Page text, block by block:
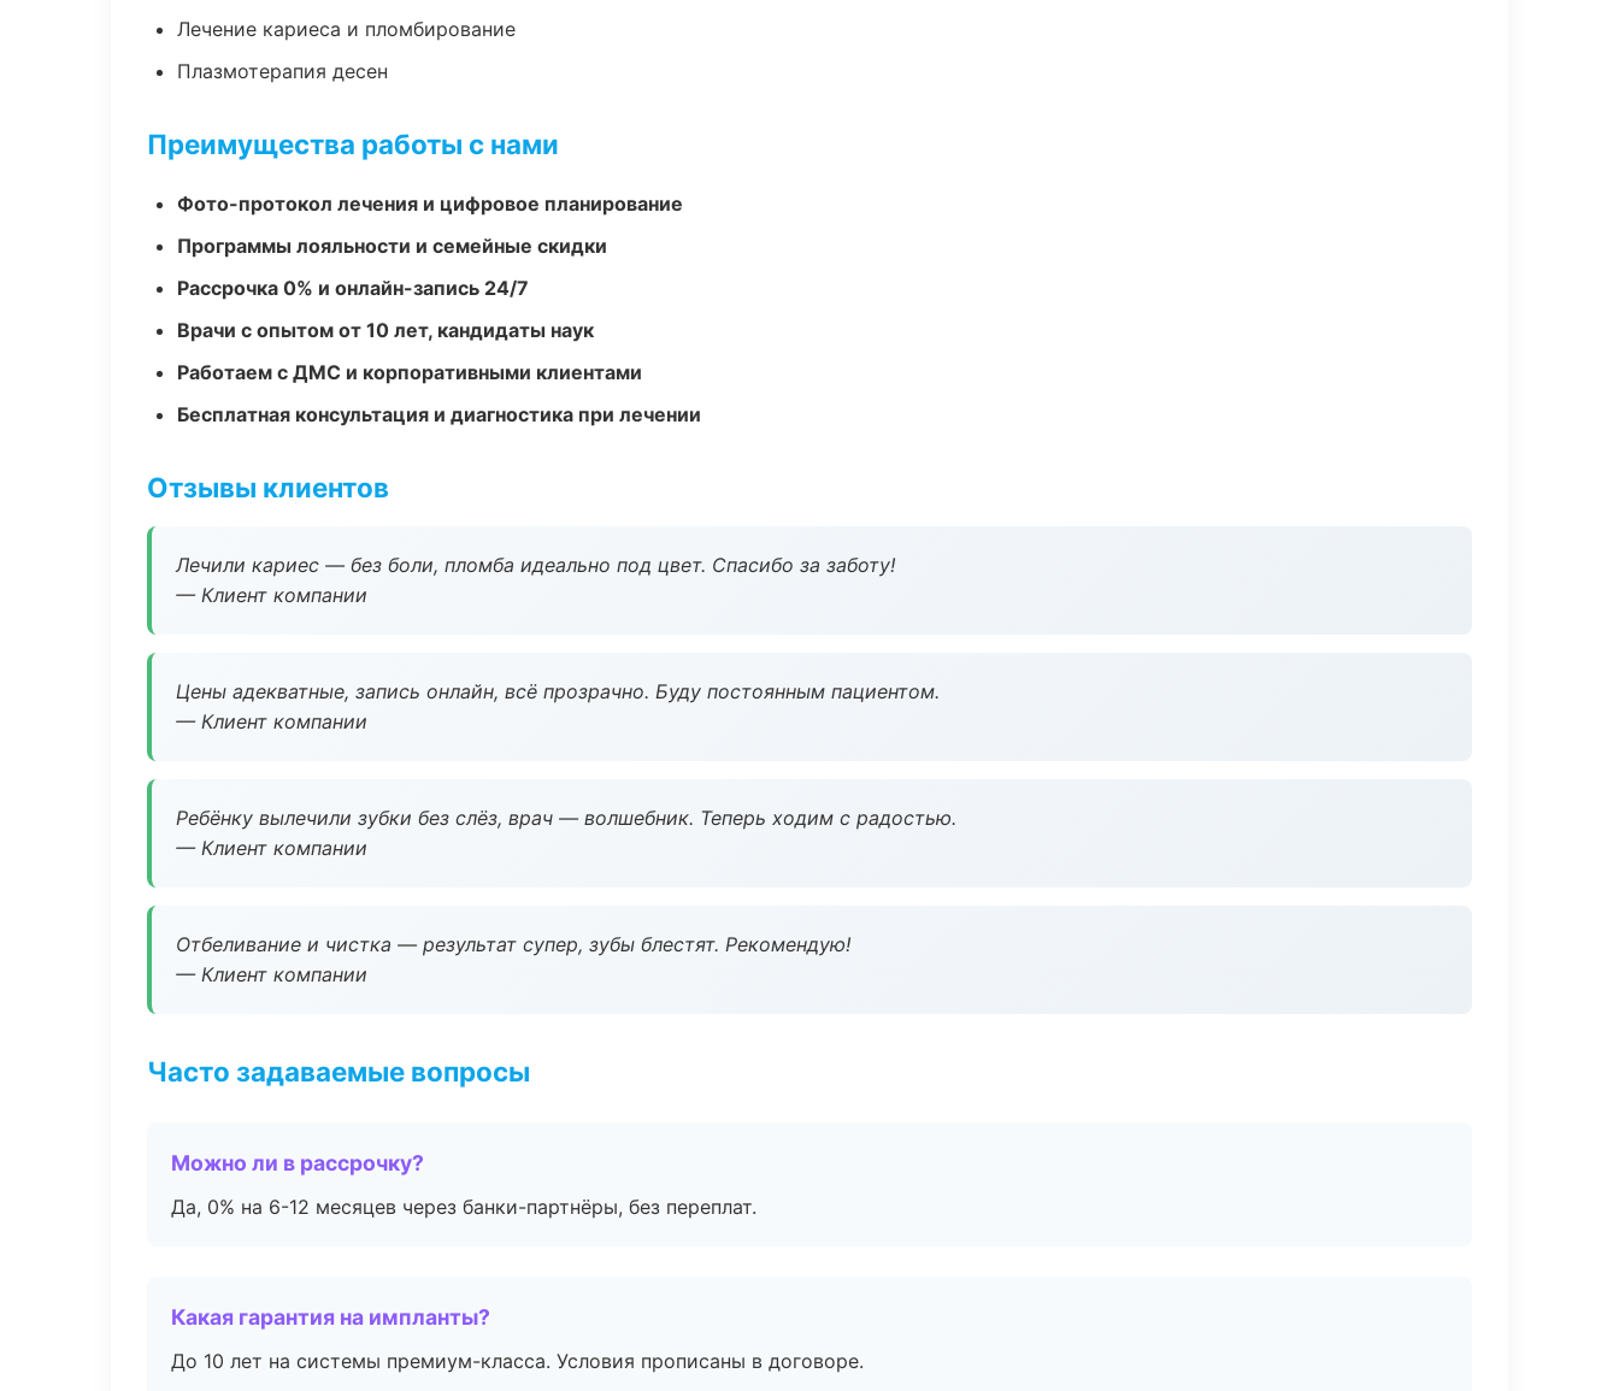
Лечение кариеса и пломбирование
Плазмотерапия десен
Преимущества работы с нами
Фото-протокол лечения и цифровое планирование
Программы лояльности и семейные скидки
Рассрочка 0% и онлайн-запись 24/7
Врачи с опытом от 10 лет, кандидаты наук
Работаем с ДМС и корпоративными клиентами
Бесплатная консультация и диагностика при лечении
Отзывы клиентов
Лечили кариес — без боли, пломба идеально под цвет. Спасибо за заботу!
— Клиент компании
Цены адекватные, запись онлайн, всё прозрачно. Буду постоянным пациентом.
— Клиент компании
Ребёнку вылечили зубки без слёз, врач — волшебник. Теперь ходим с радостью.
— Клиент компании
Отбеливание и чистка — результат супер, зубы блестят. Рекомендую!
— Клиент компании
Часто задаваемые вопросы
Можно ли в рассрочку?
Да, 0% на 6-12 месяцев через банки-партнёры, без переплат.
Какая гарантия на импланты?
До 10 лет на системы премиум-класса. Условия прописаны в договоре.